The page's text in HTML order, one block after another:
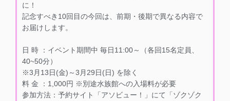
に！
記念すべき10回目の今回は、前期・後期で異なる内容で
お届けします。
日 時 ：イベント期間中 毎日11:00～（各回15名定員、
40~50分）
※3月13日(金)～3月29日(日) を除く
料 金 ：1,000円 ※別途水族館への入場料が必要
参加方法：予約サイト「アソビュー！」にて「ゾクゾク